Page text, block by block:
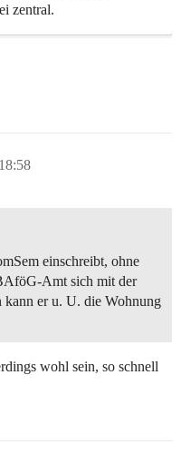
zentral.
einschreibt, ohne
Amt sich mit der
kann er u. U. die Wohnung
wohl sein, so schnell